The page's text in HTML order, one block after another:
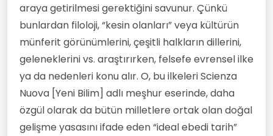
araya getirilmesi gerektiğini savunur. Çünkü
bunlardan filoloji, “kesin olanları” veya kültürün
münferit görünümlerini, çeşitli halkların dillerini,
geleneklerini vs. araştırırken, felsefe evrensel ilke
ya da nedenleri konu alır. O, bu ilkeleri Scienza
Nuova [Yeni Bilim] adlı meşhur eserinde, daha
özgül olarak da bütün milletlere ortak olan doğal
gelişme yasasını ifade eden “ideal ebedi tarih”